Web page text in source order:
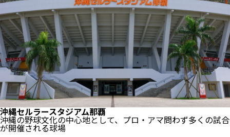
沖縄セルラースタジアム那覇
沖縄の野球文化の中心地として、プロ・アマ問わず多くの試合
が開催される球場